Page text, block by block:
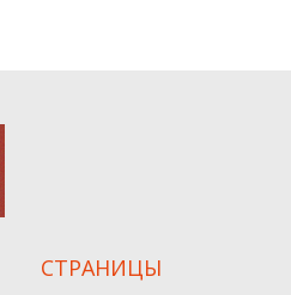
СТРАНИЦЫ